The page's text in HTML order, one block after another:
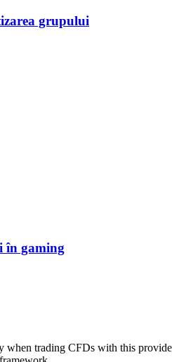
grupului
în gaming
when trading CFDs with this